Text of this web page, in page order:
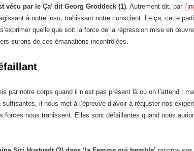
vécu par le Ça’ dit Georg Groddeck (1). Autrement dit, par
agissant à notre insu, trahissant notre conscient. Le ça, cette
quelle que soit la force de la répression mise en
surpris de ces émanations incontrôlées.
par notre corps quand il n’est pas présent là où on l’attend :
il nous met à l’épreuve d’avoir à réajuster nos
forces nous trahissent. Elles sont défaillantes quand nous